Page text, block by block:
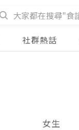
社群熱話
女生